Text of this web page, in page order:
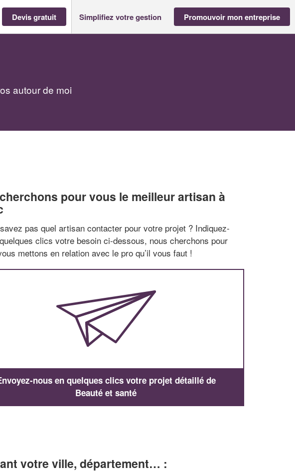
Devis gratuit Simplifiez votre gestion Promouvoir mon entreprise
autour de moi
pour vous le meilleur artisan à
pas quel artisan contacter pour votre projet ? Indiquez-
clics votre besoin ci-dessous, nous cherchons pour
mettons en relation avec le pro qu’il vous faut !
nous en quelques clics votre projet détaillé de
Beauté et santé
votre ville, département… :